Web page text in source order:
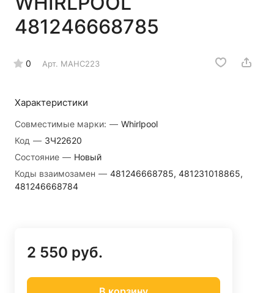
481246668785
0 Арт. МАНС223
Характеристики
Совместимые марки: — Whirlpool
Код — ЗЧ22620
Состояние — Новый
Коды взаимозамен — 481246668785, 481231018865,
481246668784
2 550 руб.